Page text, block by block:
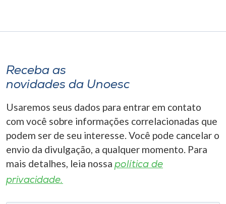
Receba as
novidades da Unoesc
Usaremos seus dados para entrar em contato
com você sobre informações correlacionadas que
podem ser de seu interesse. Você pode cancelar o
envio da divulgação, a qualquer momento. Para
mais detalhes, leia nossa política de
privacidade.